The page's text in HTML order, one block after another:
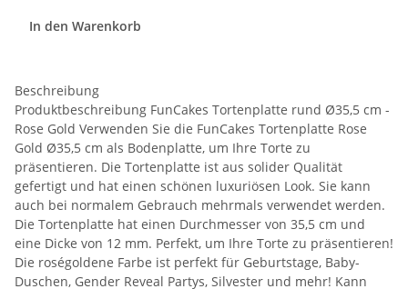
In den Warenkorb
Beschreibung
Produktbeschreibung FunCakes Tortenplatte rund Ø35,5 cm -
Rose Gold Verwenden Sie die FunCakes Tortenplatte Rose
Gold Ø35,5 cm als Bodenplatte, um Ihre Torte zu
präsentieren. Die Tortenplatte ist aus solider Qualität
gefertigt und hat einen schönen luxuriösen Look. Sie kann
auch bei normalem Gebrauch mehrmals verwendet werden.
Die Tortenplatte hat einen Durchmesser von 35,5 cm und
eine Dicke von 12 mm. Perfekt, um Ihre Torte zu präsentieren!
Die roségoldene Farbe ist perfekt für Geburtstage, Baby-
Duschen, Gender Reveal Partys, Silvester und mehr! Kann